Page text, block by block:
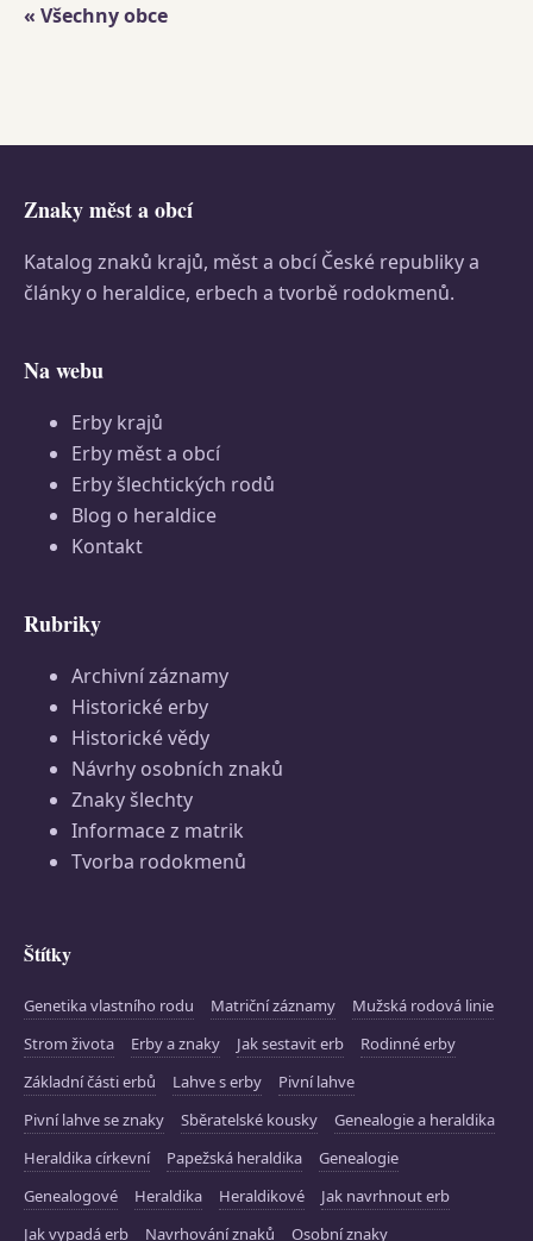
« Všechny obce
Znaky měst a obcí
Katalog znaků krajů, měst a obcí České republiky a
články o heraldice, erbech a tvorbě rodokmenů.
Na webu
Erby krajů
Erby měst a obcí
Erby šlechtických rodů
Blog o heraldice
Kontakt
Rubriky
Archivní záznamy
Historické erby
Historické vědy
Návrhy osobních znaků
Znaky šlechty
Informace z matrik
Tvorba rodokmenů
Štítky
Genetika vlastního rodu Matriční záznamy
Mužská rodová linie
Strom života
Erby a znaky Jak sestavit erb
Rodinné erby
Základní části erbů
Lahve s erby
Pivní lahve
Pivní lahve se znaky
Sběratelské kousky
Genealogie a heraldika
Heraldika církevní
Papežská heraldika
Genealogie
Genealogové
Heraldika Heraldikové
Jak navrhnout erb
Jak vypadá erb
Navrhování znaků Osobní znaky